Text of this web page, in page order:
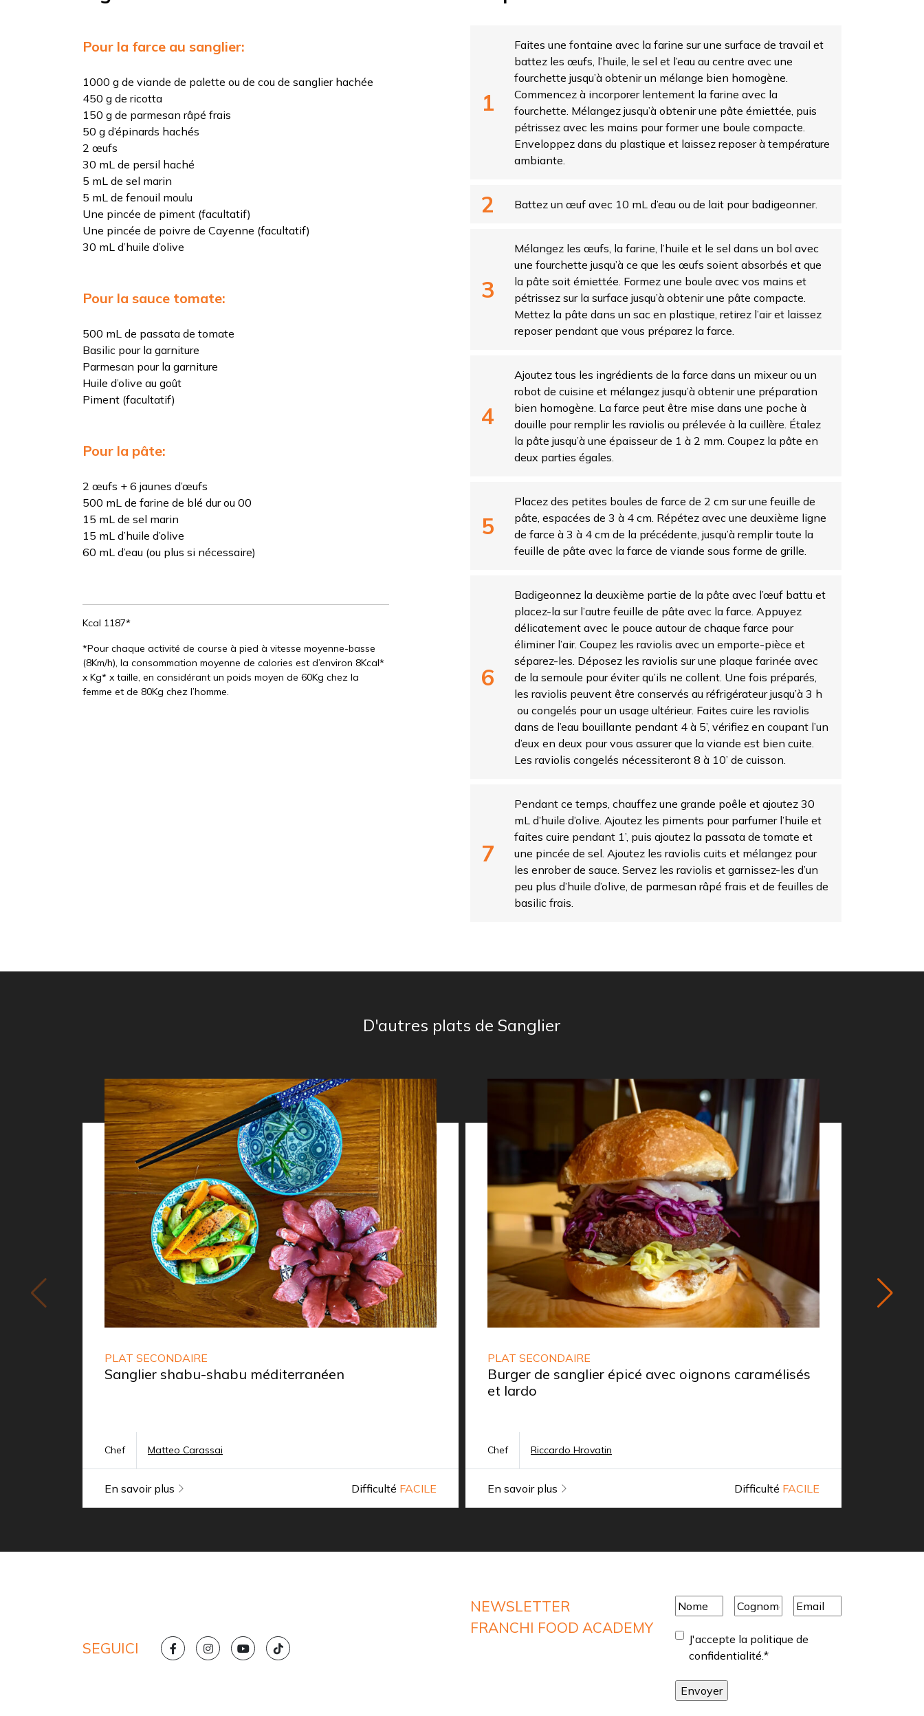
Pour la farce au sanglier:
1000 g de viande de palette ou de cou de sanglier hachée
450 g de ricotta
150 g de parmesan râpé frais
50 g d’épinards hachés
2 œufs
30 mL de persil haché
5 mL de sel marin
5 mL de fenouil moulu
Une pincée de piment (facultatif)
Une pincée de poivre de Cayenne (facultatif)
30 mL d’huile d’olive
Pour la sauce tomate:
500 mL de passata de tomate
Basilic pour la garniture
Parmesan pour la garniture
Huile d’olive au goût
Piment (facultatif)
Pour la pâte:
2 œufs + 6 jaunes d’œufs
500 mL de farine de blé dur ou 00
15 mL de sel marin
15 mL d’huile d’olive
60 mL d’eau (ou plus si nécessaire)
Kcal 1187*
*Pour chaque activité de course à pied à vitesse moyenne-basse
(8Km/h), la consommation moyenne de calories est d’environ 8Kcal*
x Kg* x taille, en considérant un poids moyen de 60Kg chez la
femme et de 80Kg chez l’homme.
Faites une fontaine avec la farine sur une surface de travail et
battez les œufs, l’huile, le sel et l’eau au centre avec une
fourchette jusqu’à obtenir un mélange bien homogène.
Commencez à incorporer lentement la farine avec la
fourchette. Mélangez jusqu’à obtenir une pâte émiettée, puis
pétrissez avec les mains pour former une boule compacte.
Enveloppez dans du plastique et laissez reposer à température
ambiante.
Battez un œuf avec 10 mL d’eau ou de lait pour badigeonner.
Mélangez les œufs, la farine, l’huile et le sel dans un bol avec
une fourchette jusqu’à ce que les œufs soient absorbés et que
la pâte soit émiettée. Formez une boule avec vos mains et
pétrissez sur la surface jusqu’à obtenir une pâte compacte.
Mettez la pâte dans un sac en plastique, retirez l’air et laissez
reposer pendant que vous préparez la farce.
Ajoutez tous les ingrédients de la farce dans un mixeur ou un
robot de cuisine et mélangez jusqu’à obtenir une préparation
bien homogène. La farce peut être mise dans une poche à
douille pour remplir les raviolis ou prélevée à la cuillère. Étalez
la pâte jusqu’à une épaisseur de 1 à 2 mm. Coupez la pâte en
deux parties égales.
Placez des petites boules de farce de 2 cm sur une feuille de
pâte, espacées de 3 à 4 cm. Répétez avec une deuxième ligne
de farce à 3 à 4 cm de la précédente, jusqu’à remplir toute la
feuille de pâte avec la farce de viande sous forme de grille.
Badigeonnez la deuxième partie de la pâte avec l’œuf battu et
placez-la sur l’autre feuille de pâte avec la farce. Appuyez
délicatement avec le pouce autour de chaque farce pour
éliminer l’air. Coupez les raviolis avec un emporte-pièce et
séparez-les. Déposez les raviolis sur une plaque farinée avec
de la semoule pour éviter qu’ils ne collent. Une fois préparés,
les raviolis peuvent être conservés au réfrigérateur jusqu’à 3 h
ou congelés pour un usage ultérieur. Faites cuire les raviolis
dans de l’eau bouillante pendant 4 à 5’, vérifiez en coupant l’un
d’eux en deux pour vous assurer que la viande est bien cuite.
Les raviolis congelés nécessiteront 8 à 10’ de cuisson.
Pendant ce temps, chauffez une grande poêle et ajoutez 30
mL d’huile d’olive. Ajoutez les piments pour parfumer l’huile et
faites cuire pendant 1’, puis ajoutez la passata de tomate et
une pincée de sel. Ajoutez les raviolis cuits et mélangez pour
les enrober de sauce. Servez les raviolis et garnissez-les d’un
peu plus d’huile d’olive, de parmesan râpé frais et de feuilles de
basilic frais.
D'autres plats de Sanglier
PLAT SECONDAIRE
Sanglier shabu-shabu méditerranéen
Chef Matteo Carassai
En savoir plus Difficulté FACILE
PLAT SECONDAIRE
Burger de sanglier épicé avec oignons caramélisés
et lardo
Chef Riccardo Hrovatin
En savoir plus Difficulté FACILE
SEGUICI
NEWSLETTER
FRANCHI FOOD ACADEMY
Nome* Cognome Email*
Consentement*
J'accepte la politique de
confidentialité.*